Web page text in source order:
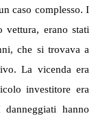
caso complesso. I
erano stati
che si trovava a
La vicenda era
investitore era
hanno